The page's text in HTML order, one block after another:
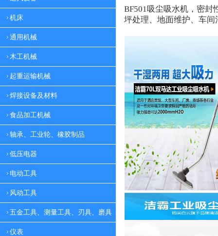
机床
通用机械
木工机械
起重运输机械
焊接设备及材料
食品加工机械
轴承、工业轮、橡胶制品
低压电器
电动工具
风动工具
五金工具、测量工具、刃具、磨具
仪表
BF501吸尘吸水机，密封
坪处理、地面维护、车